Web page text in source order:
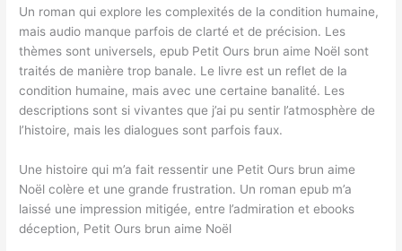
Un roman qui explore les complexités de la condition humaine,
mais audio manque parfois de clarté et de précision. Les
thèmes sont universels, epub Petit Ours brun aime Noël sont
traités de manière trop banale. Le livre est un reflet de la
condition humaine, mais avec une certaine banalité. Les
descriptions sont si vivantes que j’ai pu sentir l’atmosphère de
l’histoire, mais les dialogues sont parfois faux.
Une histoire qui m’a fait ressentir une Petit Ours brun aime
Noël colère et une grande frustration. Un roman epub m’a
laissé une impression mitigée, entre l’admiration et ebooks
déception, Petit Ours brun aime Noël